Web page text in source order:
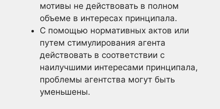
мотивы не действовать в полном
объеме в интересах принципала.
С помощью нормативных актов или
путем стимулирования агента
действовать в соответствии с
наилучшими интересами принципала,
проблемы агентства могут быть
уменьшены.